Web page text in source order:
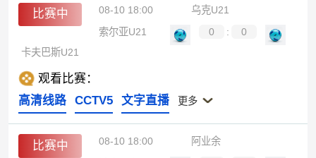
比赛中 08-10 18:00
乌克U21
索尔亚U21
0 :
0
卡夫巴斯U21
观看比赛：
高清线路
CCTV5 文字直播 更多
比赛中 08-10 18:00
阿业余